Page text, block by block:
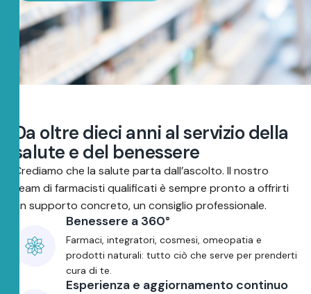
Da oltre dieci anni alservizio della
salute e del benessere
Crediamo che la salute parta dall’ascolto. Il nostro
team di farmacisti qualificati è sempre pronto a offrirti
un supporto concreto, un consiglio professionale.
Benessere a 360°
Farmaci, integratori, cosmesi, omeopatia e
prodotti naturali: tutto ciò che serve per prenderti
cura di te.
Esperienza e aggiornamento continuo